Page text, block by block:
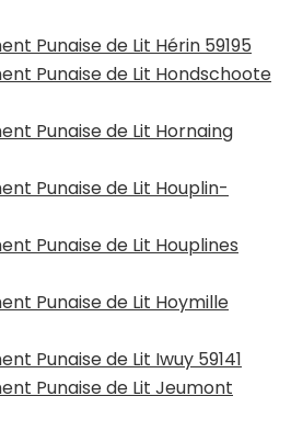
Punaise de Lit Hérin 59195
Punaise de Lit Hondschoote
Punaise de Lit Hornaing
Punaise de Lit Houplin-
Punaise de Lit Houplines
Punaise de Lit Hoymille
Punaise de Lit Iwuy 59141
Punaise de Lit Jeumont